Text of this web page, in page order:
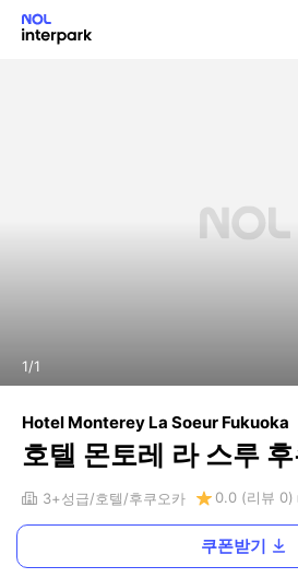
1/1
Hotel Monterey La Soeur Fukuoka
호텔 몬토레 라 스루
3+성급 호텔 후쿠오카 0.0 (리뷰 0)
쿠폰받기